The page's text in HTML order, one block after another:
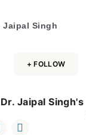
Jaipal Singh
+ FOLLOW
Jaipal Singh's